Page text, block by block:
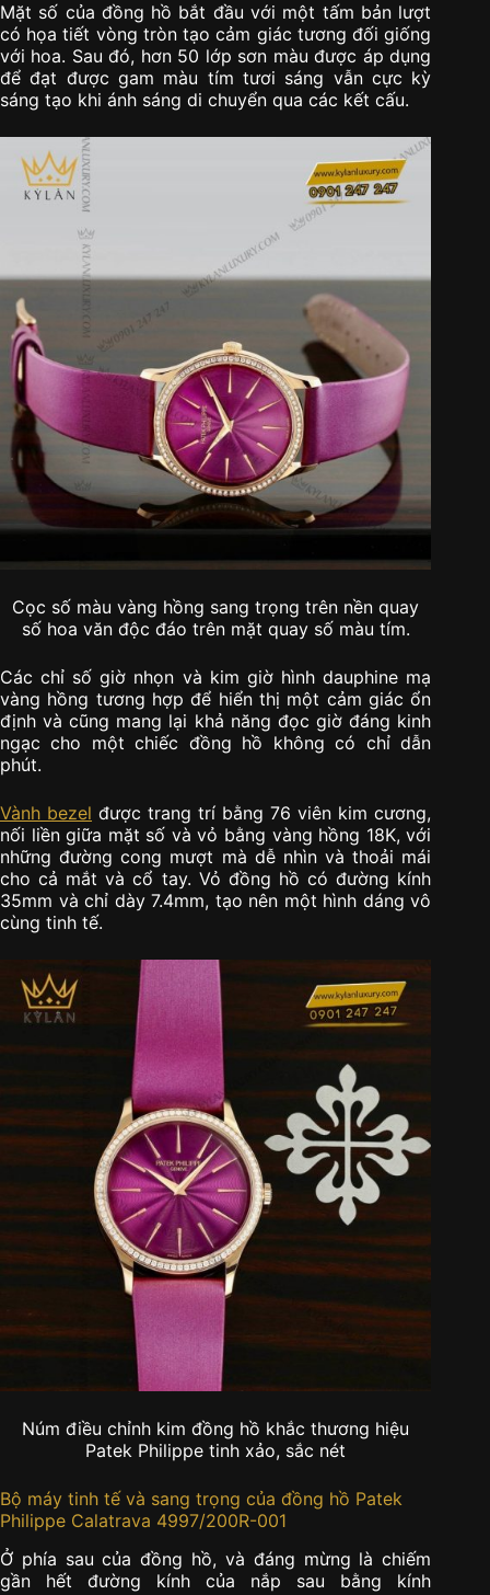
Mặt số của đồng hồ bắt đầu với một tấm bản lượt
có họa tiết vòng tròn tạo cảm giác tương đối giống
với hoa. Sau đó, hơn 50 lớp sơn màu được áp dụng
để đạt được gam màu tím tươi sáng vẫn cực kỳ
sáng tạo khi ánh sáng di chuyển qua các kết cấu.
Cọc số màu vàng hồng sang trọng trên nền quay
số hoa văn độc đáo trên mặt quay số màu tím.
Các chỉ số giờ nhọn và kim giờ hình dauphine mạ
vàng hồng tương hợp để hiển thị một cảm giác ổn
định và cũng mang lại khả năng đọc giờ đáng kinh
ngạc cho một chiếc đồng hồ không có chỉ dẫn
phút.
Vành bezel được trang trí bằng 76 viên kim cương,
nối liền giữa mặt số và vỏ bằng vàng hồng 18K, với
những đường cong mượt mà dễ nhìn và thoải mái
cho cả mắt và cổ tay. Vỏ đồng hồ có đường kính
35mm và chỉ dày 7.4mm, tạo nên một hình dáng vô
cùng tinh tế.
Núm điều chỉnh kim đồng hồ khắc thương hiệu
Patek Philippe tinh xảo, sắc nét
Bộ máy tinh tế và sang trọng của đồng hồ Patek
Philippe Calatrava 4997/200R-001
Ở phía sau của đồng hồ, và đáng mừng là chiếm
gần hết đường kính của nắp sau bằng kính